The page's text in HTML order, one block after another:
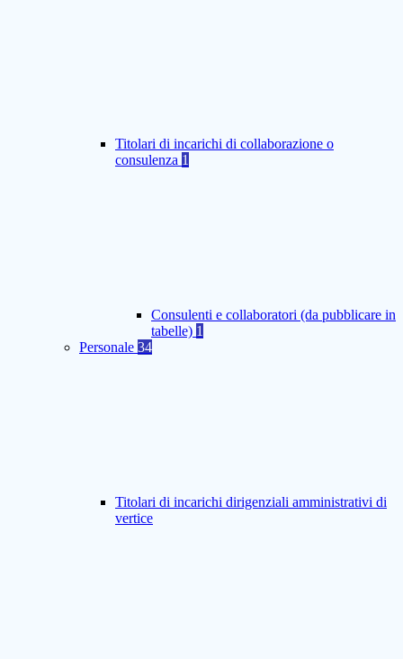
Titolari di incarichi di collaborazione o
consulenza 1
Consulenti e collaboratori (da pubblicare in
tabelle) 1
Personale 34
Titolari di incarichi dirigenziali amministrativi di
vertice